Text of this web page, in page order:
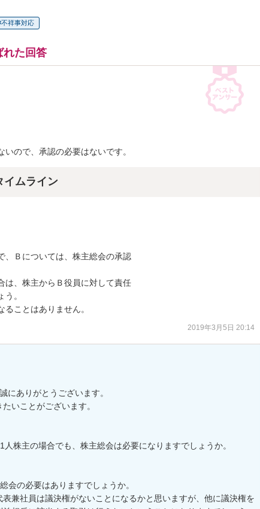
不祥事対応
れた回答
ので、承認の必要はないです。
イムライン
、Ｂについては、株主総会の承認
は、株主からＢ役員に対して責任
。
ことはありません。
2019年3月5日 20:14
にありがとうございます。
いことがございます。
人株主の場合でも、株主総会は必要になりますでしょうか。
会の必要はありますでしょうか。
兼社員は議決権がないことになるかと思いますが、他に議決権を